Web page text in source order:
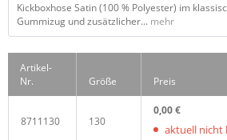
Kickboxhose Satin (100 % Polyester) im
Gummizug und zusätzlicher... mehr
Artikel-
Nr.
Größe Preis
8711130 130
0,00 €
aktuell nicht